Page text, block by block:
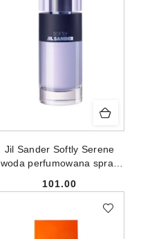
Jil Sander Softly Serene
woda perfumowana spray
Cena:
101.00